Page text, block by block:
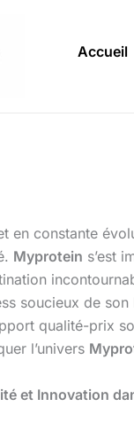
Accueil
en constante
Myprotein s’est
soucieux de
qualité-prix
l’univers
et Innovation